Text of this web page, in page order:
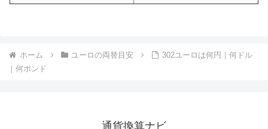
ホーム ユーロの両替目安
302ユーロは何円｜何ドル
｜何ポンド
通貨換算ナビ